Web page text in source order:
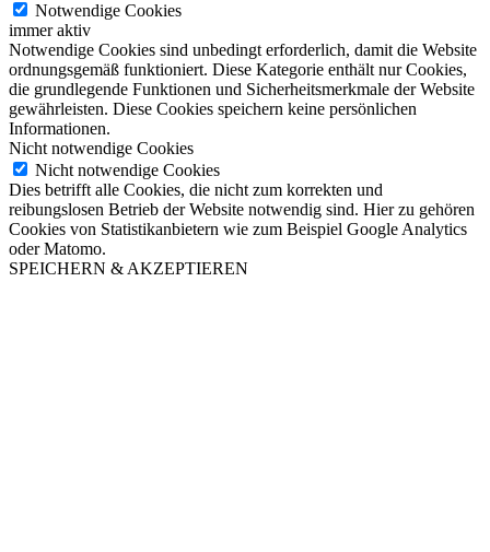
Notwendige Cookies
immer aktiv
Notwendige Cookies sind unbedingt erforderlich, damit die Website
ordnungsgemäß funktioniert. Diese Kategorie enthält nur Cookies,
die grundlegende Funktionen und Sicherheitsmerkmale der Website
gewährleisten. Diese Cookies speichern keine persönlichen
Informationen.
Nicht notwendige Cookies
Nicht notwendige Cookies
Dies betrifft alle Cookies, die nicht zum korrekten und
reibungslosen Betrieb der Website notwendig sind. Hier zu gehören
Cookies von Statistikanbietern wie zum Beispiel Google Analytics
oder Matomo.
SPEICHERN & AKZEPTIEREN